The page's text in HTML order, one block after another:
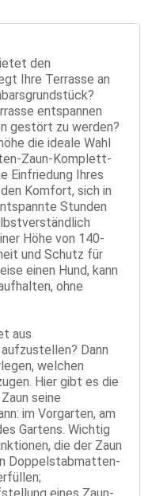
den
Ihre Terrasse an
entspannen
gestört zu werden?
die ideale Wahl
Zaun-Komplett-
Einfriedung Ihres
Komfort, sich in
Stunden
Höhe von 140-
und Schutz für
einen Hund, kann
ohne
aus
Dann
welchen
Hier gibt es die
seine
im Vorgarten, am
Gartens. Wichtig
die der Zaun
Doppelstabmatten-